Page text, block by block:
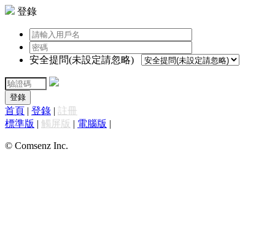
登錄
安全提問(未設定請忽略)
登錄
首頁 | 登錄 | 註冊
標準版 | 觸屏版 | 電腦版 |
© Comsenz Inc.